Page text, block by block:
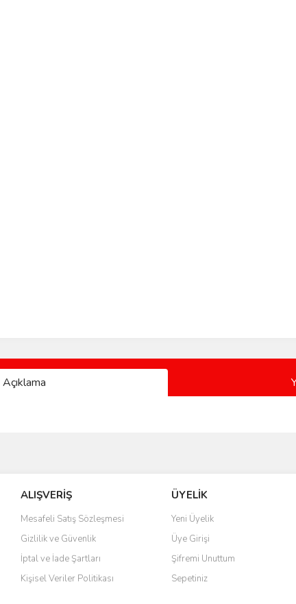
Açıklama
ALIŞVERİŞ
Mesafeli Satış Sözleşmesi
Gizlilik ve Güvenlik
İptal ve İade Şartları
Kişisel Veriler Politikası
ÜYELİK
Yeni Üyelik
Üye Girişi
Şifremi Unuttum
Sepetiniz